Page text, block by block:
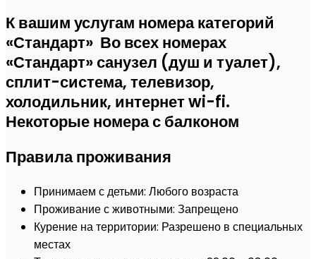
К вашим услугам номера категорий
«Стандарт» Во всех номерах
«Стандарт» санузел (душ и туалет),
сплит-система, телевизор,
холодильник, интернет wi-fi.
Некоторые номера с балконом
Правила проживания
Принимаем с детьми: Любого возраста
Проживание с животными: Запрещено
Курение на территории: Разрешено в специальных
местах